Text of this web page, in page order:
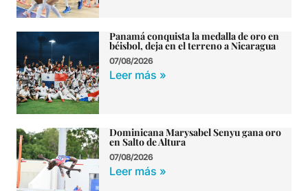
Panamá conquista la medalla de oro en
béisbol, deja en el terreno a Nicaragua
07/08/2026
Leer más »
Dominicana Marysabel Senyu gana oro
en Salto de Altura
07/08/2026
Leer más »